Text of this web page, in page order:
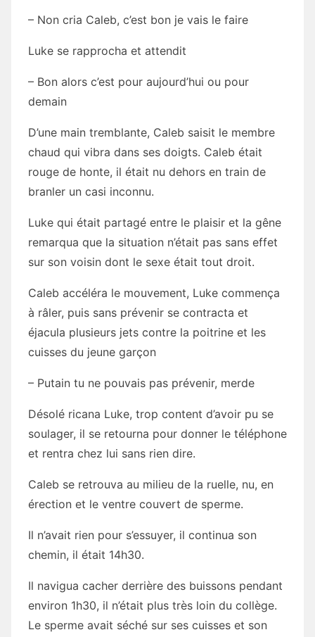
– Non cria Caleb, c’est bon je vais le faire
Luke se rapprocha et attendit
– Bon alors c’est pour aujourd’hui ou pour
demain
D’une main tremblante, Caleb saisit le membre
chaud qui vibra dans ses doigts. Caleb était
rouge de honte, il était nu dehors en train de
branler un casi inconnu.
Luke qui était partagé entre le plaisir et la gêne
remarqua que la situation n’était pas sans effet
sur son voisin dont le sexe était tout droit.
Caleb accéléra le mouvement, Luke commença
à râler, puis sans prévenir se contracta et
éjacula plusieurs jets contre la poitrine et les
cuisses du jeune garçon
– Putain tu ne pouvais pas prévenir, merde
Désolé ricana Luke, trop content d’avoir pu se
soulager, il se retourna pour donner le téléphone
et rentra chez lui sans rien dire.
Caleb se retrouva au milieu de la ruelle, nu, en
érection et le ventre couvert de sperme.
Il n’avait rien pour s’essuyer, il continua son
chemin, il était 14h30.
Il navigua cacher derrière des buissons pendant
environ 1h30, il n’était plus très loin du collège.
Le sperme avait séché sur ses cuisses et son